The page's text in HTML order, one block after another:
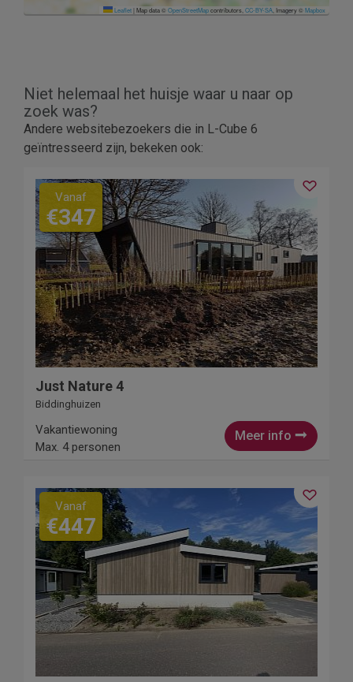
Leaflet|Map data ©OpenStreetMapcontributors,CC-BY-SA, Imagery ©Mapbox
Niet helemaal het huisje waar u naar op
zoek was?
Andere websitebezoekers die in L-Cube 6
geïntresseerd zijn, bekeken ook:
Vanaf
€347
Just Nature 4
Biddinghuizen
Meer info
Vakantiewoning
Max. 4 personen
Vanaf
€447